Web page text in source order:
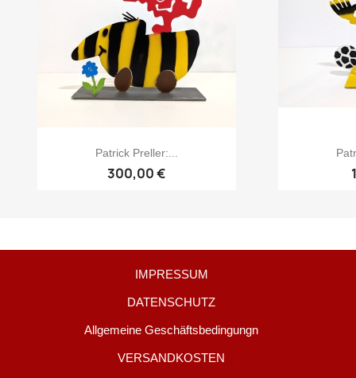
Patrick Preller:...
300,00 €
IMPRESSUM
DATENSCHUTZ
Allgemeine Geschäftsbedingungn
VERSANDKOSTEN